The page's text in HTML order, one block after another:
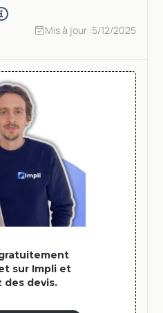
Mis à jour :5/12/2025
sur Impli et
des devis.